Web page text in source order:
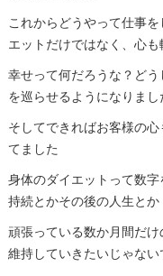
これからどうやって仕事
エットだけではなく、心
幸せって何だろうな？ど
を巡らせるようになりまし
そしてできればお客様の
てました
身体のダイエットって数
持続とかその後の人生とか
頑張っている数か月間だ
維持していきたいじゃない